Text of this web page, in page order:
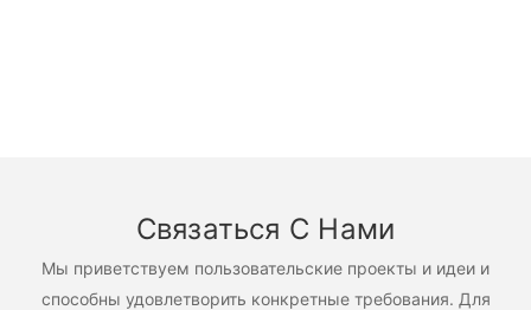
Связаться С Нами
Мы приветствуем пользовательские проекты и идеи и
способны удовлетворить конкретные требования. Для